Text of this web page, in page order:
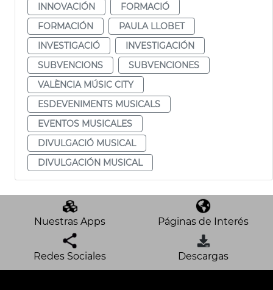
INNOVACIÓN
FORMACIÓ
FORMACIÓN
PAULA LLOBET
INVESTIGACIÓ
INVESTIGACIÓN
SUBVENCIONS
SUBVENCIONES
VALÈNCIA MÚSIC CITY
ESDEVENIMENTS MUSICALS
EVENTOS MUSICALES
DIVULGACIÓ MUSICAL
DIVULGACIÓN MUSICAL
Nuestras Apps Páginas de Interés
Redes Sociales Descargas